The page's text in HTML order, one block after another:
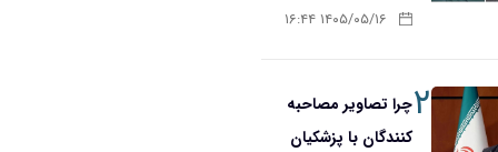
۱۴۰۵/۰۵/۱۶ ۱۶:۴۴
۲چرا تصاویر مصاحبه
کنندگان با پزشکیان